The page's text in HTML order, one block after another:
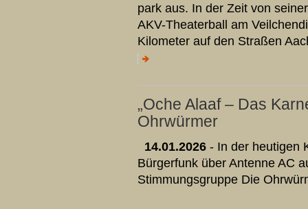
park aus. In der Zeit von
AKV-Theaterball am
Kilometer auf den Straßen
„Oche Alaaf – Das
Ohrwürmer
14.01.2026 - In der heutigen
Bürgerfunk über Antenne AC
Stimmungsgruppe Die